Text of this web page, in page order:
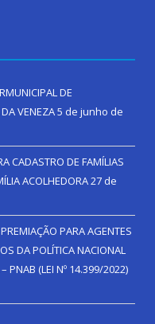
DE
VENEZA5 de junho de
CADASTRO DE FAMÍLIAS
ACOLHEDORA27 de
PARA AGENTES
DA POLÍTICA NACIONAL
PNAB (LEI Nº 14.399/2022)